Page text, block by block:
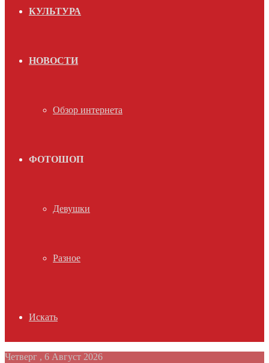
КУЛЬТУРА
НОВОСТИ
Обзор интернета
ФОТОШОП
Девушки
Разное
Искать
Четверг , 6 Август 2026